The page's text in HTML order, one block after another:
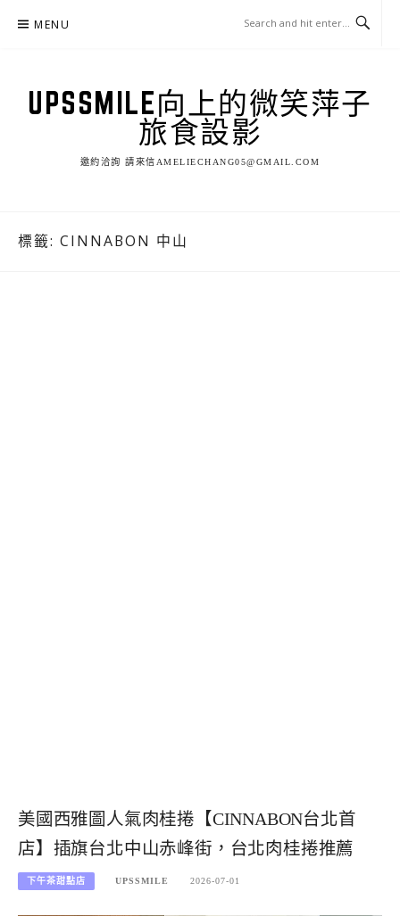
MENU
UPSSMILE向上的微笑萍子
旅食設影
邀約洽詢 請來信AMELIECHANG05@GMAIL.COM
標籤: CINNABON 中山
美國西雅圖人氣肉桂捲【CINNABON台北首
店】插旗台北中山赤峰街，台北肉桂捲推薦
下午茶甜點店 UPSSMILE 2026-07-01